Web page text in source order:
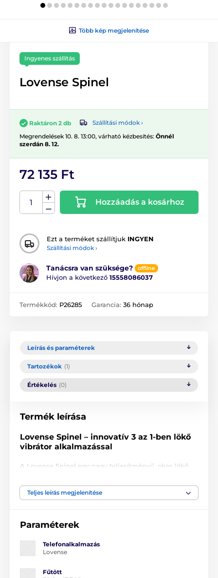
Több kép megjelenítése
Ingyenes szállítás
Lovense Spinel
Raktáron 2 db
Szállítási módok ›
Megrendelések 10. 8. 13:00, várható kézbesítés: Önnél
szerdán 8. 12.
72 135 Ft
Hozzáadás a kosárhoz
Ezt a terméket szállítjuk INGYEN
Szállítási módok ›
Tanácsra van szüksége? offline
Hívjon a következő 15558086037
Termékkód: P26285 Garancia: 36 hónap
Leírás és paraméterek
Tartozékok (1)
Értékelés (0)
Termék leírása
Lovense Spinel – innovatív 3 az 1-ben lökő
vibrátor alkalmazással
A Lovense Spinel egy nagy teljesítményű, okos lökő
variálhatóságot és a realisztikus mozgást. Az
autentikus lökő ritmus nagyon természetes
cserélhető fej segítségével.
egyenes dildó fej
Teljes leírás megjelenítése
Paraméterek
Telefonalkalmazás
Lovense
Fűtött